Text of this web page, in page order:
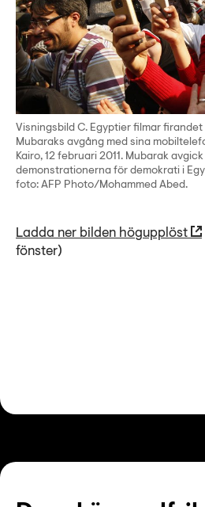
Visningsbild C. Egyptier filmar
Mubaraks avgång med sina
Kairo, 12 februari 2011. Mubarak
demonstrationerna för demokrati i
foto: AFP Photo/Mohammed Abed.
Ladda ner bilden högupplöst
fönster)